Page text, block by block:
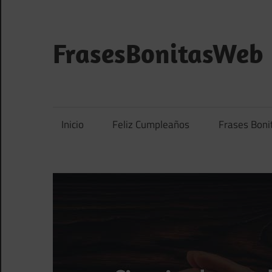
contenido
FrasesBonitasWeb
y
Inicio Feliz Cumpleaños Frases